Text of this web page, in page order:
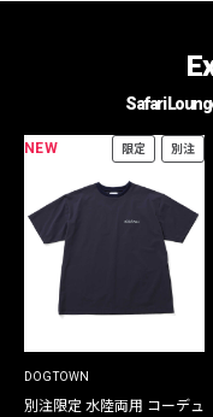
Safari
NEW 限定 別注
DOGTOWN
別注限定 水陸両用 コーデュ